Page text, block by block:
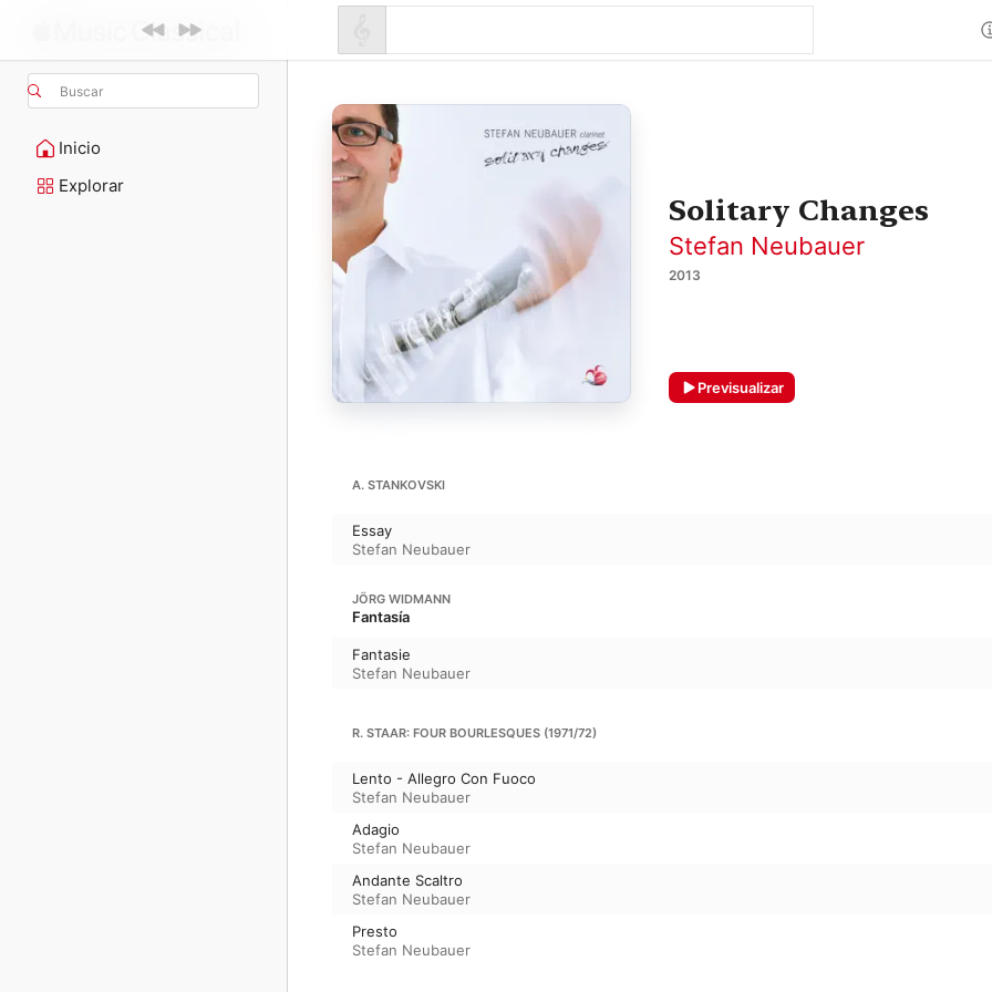
Buscar
Inicio
Explorar
Solitary Changes
Stefan Neubauer
2013
Previsualizar
A. STANKOVSKI
Essay
Stefan Neubauer
JÖRG WIDMANN
Fantasía
Fantasie
Stefan Neubauer
R. STAAR: FOUR BOURLESQUES (1971/72)
Lento - Allegro Con Fuoco
Stefan Neubauer
Adagio
Stefan Neubauer
Andante Scaltro
Stefan Neubauer
Presto
Stefan Neubauer